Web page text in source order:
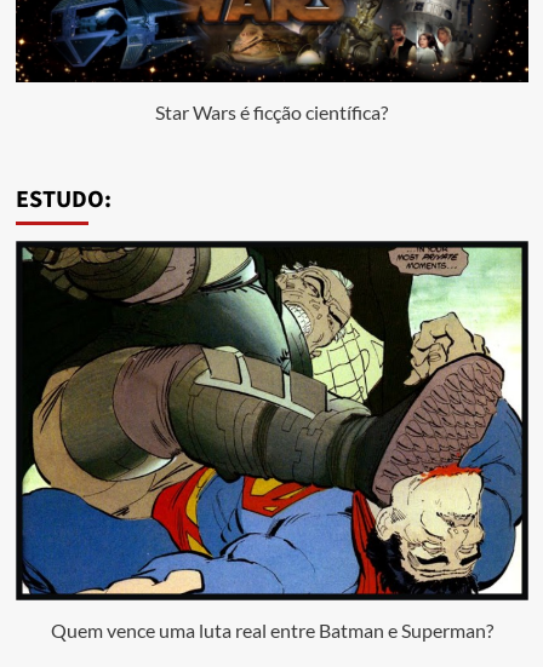
Star Wars é ficção científica?
ESTUDO:
Quem vence uma luta real entre Batman e Superman?